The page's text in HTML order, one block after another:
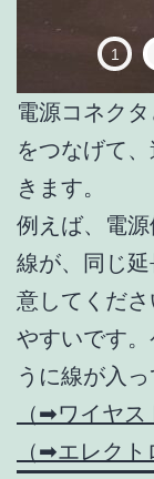
1
電源コネク
をつなげて
きます。
例えば、電
線が、同じ
意してくだ
やすいです
うに線が入っ
（➡ワイヤス
（➡エレクト